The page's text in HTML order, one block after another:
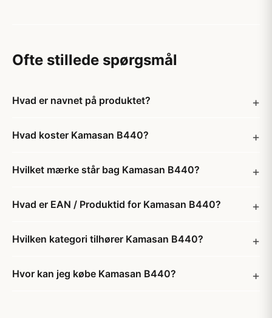
Ofte stillede spørgsmål
Hvad er navnet på produktet?
Hvad koster Kamasan B440?
Hvilket mærke står bag Kamasan B440?
Hvad er EAN / Produktid for Kamasan B440?
Hvilken kategori tilhører Kamasan B440?
Hvor kan jeg købe Kamasan B440?